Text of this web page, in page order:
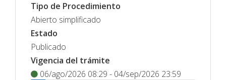
Tipo de Procedimiento
Abierto simplificado
Estado
Publicado
Vigencia del trámite
06/ago/2026 08:29 - 04/sep/2026 23:59